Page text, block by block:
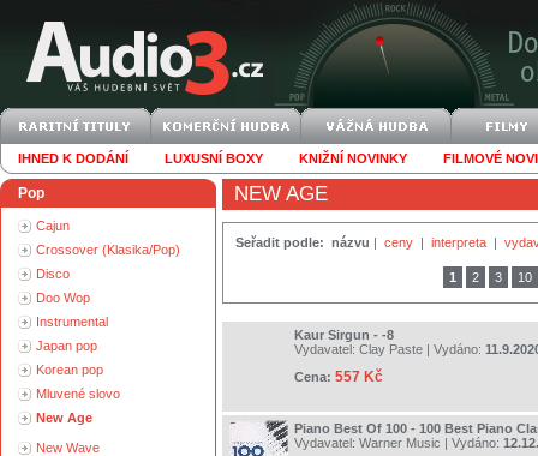
IHNED K DODÁNÍ LUXUSNÍ BOXY KNIŽNÍ NOVINKY FILMOVÉ
Pop
Cajun
Crossover (Klasika/Pop)
Disco
Doo Wop
Instrumental
Japan pop
Korean pop
Mluvené slovo
New Age
New Wave
NEW AGE
Seřadit podle: názvu | ceny | interpreta |
1 2 3 10
Kaur Sirgun - -8
Vydavatel: Clay Paste | Vydáno:
Cena: 557 Kč
Piano Best Of 100 - 100 Best Piano
Vydavatel: Warner Music | Vydáno: